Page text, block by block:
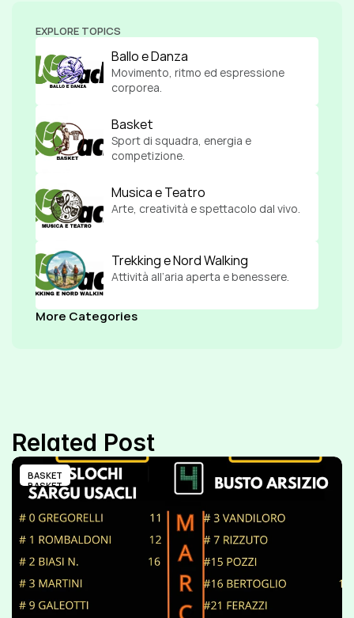
EXPLORE TOPICS
Ballo e Danza
Movimento, ritmo ed espressione
corporea.
Basket
Sport di squadra, energia e
competizione.
Musica e Teatro
Arte, creatività e spettacolo dal vivo.
Trekking e Nord Walking
Attività all’aria aperta e benessere.
More Categories
Related Post
BASKET
BASKET